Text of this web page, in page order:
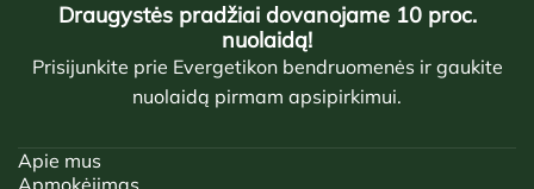
Draugystės pradžiai dovanojame 10 proc.
nuolaidą!
Prisijunkite prie Evergetikon bendruomenės ir gaukite
nuolaidą pirmam apsipirkimui.
Apie mus
Apmokėjimas